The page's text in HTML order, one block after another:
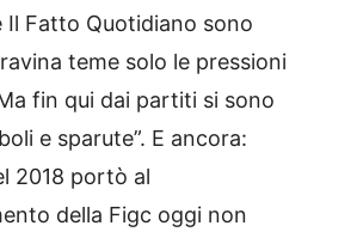
Il Fatto Quotidiano sono
teme solo le pressioni
fin qui dai partiti si sono
e sparute”. E ancora:
2018 portò al
della Figc oggi non